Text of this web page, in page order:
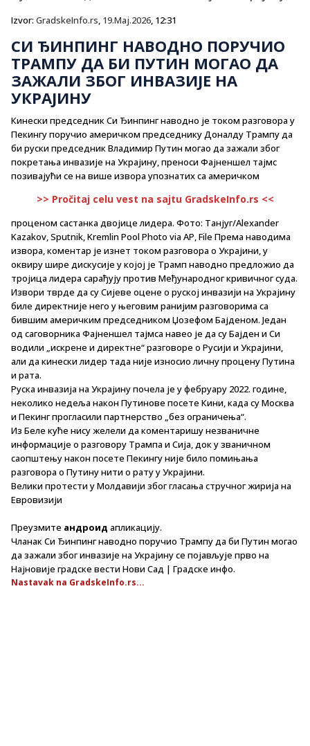
Izvor: GradskeInfo.rs, 19.Maj.2026, 12:31
СИ ЂИНПИНГ НАВОДНО ПОРУЧИО
ТРАМПУ ДА БИ ПУТИН МОГАО ДА
ЗАЖАЛИ ЗБОГ ИНВАЗИЈЕ НА
УКРАЈИНУ
Кинески председник Си Ђинпинг наводно је током разговора у
Пекингу поручио америчком председнику Доналду Трампу да
би руски председник Владимир Путин могао да зажали због
покретања инвазије на Украјину, преноси Фајненшел тајмс
позивајући се на више извора упознатих са америчком
>> Pročitaj celu vest na sajtu GradskeInfo.rs <<
проценом састанка двојице лидера. Фото: Танјуг/Alexander
Kazakov, Sputnik, Kremlin Pool Photo via AP, File Према наводима
извора, коментар је изнет током разговора о Украјини, у
оквиру шире дискусије у којој је Трамп наводно предложио да
тројица лидера сарађују против Међународног кривичног суда.
Извори тврде да су Сијеве оцене о руској инвазији на Украјину
биле директније него у његовим ранијим разговорима са
бившим америчким председником Џозефом Бајденом. Један
од саговорника Фајненшел тајмса навео је да су Бајден и Си
водили „искрене и директне“ разговоре о Русији и Украјини,
али да кинески лидер тада није износио личну процену Путина
и рата.
Руска инвазија на Украјину почела је у фебруару 2022. године,
неколико недеља након Путинове посете Кини, када су Москва
и Пекинг прогласили партнерство „без ограничења“.
Из Беле куће нису желели да коментаришу незваничне
информације о разговору Трампа и Сија, док у званичном
саопштењу након посете Пекингу није било помињања
разговора о Путину нити о рату у Украјини.
Велики протести у Молдавији због гласања стручног жирија на
Евровизији
Преузмите андроид апликацију.
Чланак Си Ђинпинг наводно поручио Трампу да би Путин могао
да зажали због инвазије на Украјину се појављује прво на
Најновије градске вести Нови Сад | Градске инфо.
Nastavak na GradskeInfo.rs...